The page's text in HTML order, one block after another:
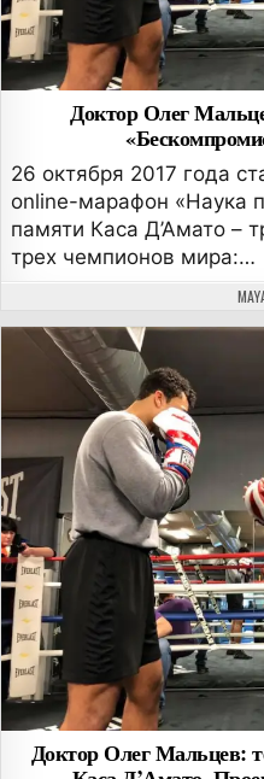
Доктор Олег
26 октября 2017 года
online-марафон «Наука
памяти Каса Д’Амато –
трех чемпионов мира:…
Доктор Олег Мальцев: